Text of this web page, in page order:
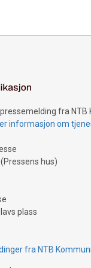
fra NTB
informasjon om
hus)
plass
fra NTB